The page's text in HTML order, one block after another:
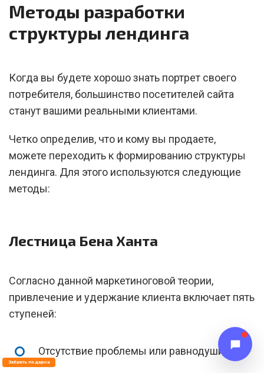
Методы разработки
структуры лендинга
Когда вы будете хорошо знать портрет своего
потребителя, большинство посетителей сайта
станут вашими реальными клиентами.
Четко определив, что и кому вы продаете,
можете переходить к формированию структуры
лендинга. Для этого используются следующие
методы:
Лестница Бена Ханта
Согласно данной маркетиноговой теории,
привлечение и удержание клиента включает пять
ступеней:
Отсутствие проблемы или равнодушие.
Забрать подарок